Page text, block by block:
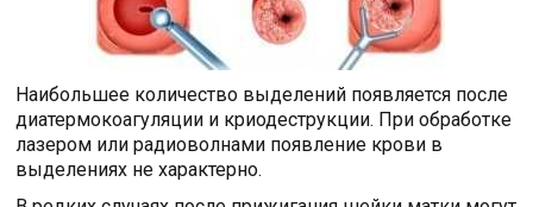
Наибольшее количество выделений появляется после
диатермокоагуляции и криодеструкции. При обработке
лазером или радиоволнами появление крови в
выделениях не характерно.